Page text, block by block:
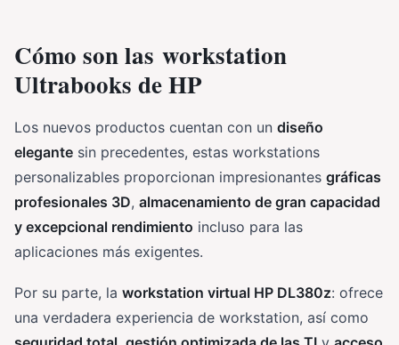
Cómo son las workstation
Ultrabooks de HP
Los nuevos productos cuentan con un diseño
elegante sin precedentes, estas workstations
personalizables proporcionan impresionantes gráficas
profesionales 3D, almacenamiento de gran capacidad
y excepcional rendimiento incluso para las
aplicaciones más exigentes.
Por su parte, la workstation virtual HP DL380z: ofrece
una verdadera experiencia de workstation, así como